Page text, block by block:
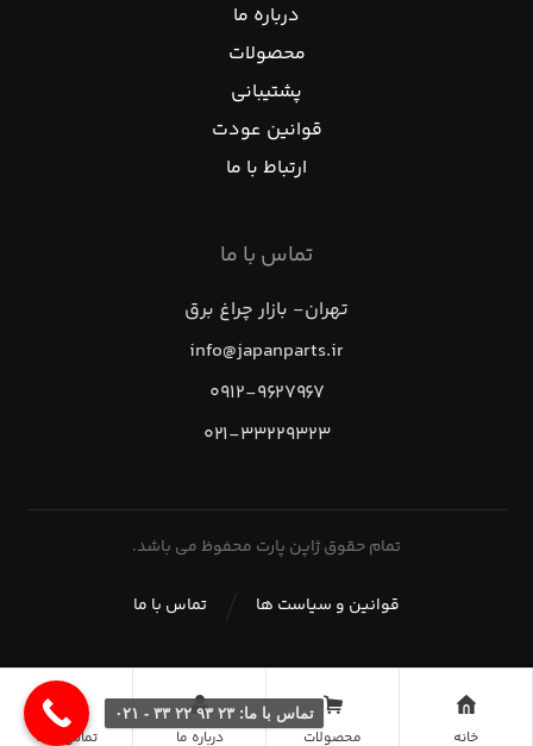
درباره ما
محصولات
پشتیبانی
قوانین عودت
ارتباط با ما
تماس با ما
تهران- بازار چراغ برق
info@japanparts.ir
۰۹۱۲-۹۶۲۷۹۶۷
۰۲۱-۳۳۲۲۹۳۲۳
تمام حقوق ژاپن پارت محفوظ می باشد.
تماس با ما قوانین و سیاست ها
خانه محصولات درباره ما تماس با ما
تماس با ما: ۲۳ ۹۳ ۲۲ ۳۳ - ۰۲۱